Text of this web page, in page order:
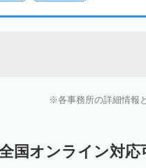
各事務所の詳細情報
国オンライン対